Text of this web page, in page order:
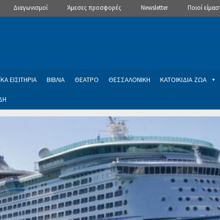
Διαγωνισμοί Άμεσες προσφορές Newsletter Ποιοί
ΕΙΣΙΤΗΡΙΑ ΒΙΒΛΙΑ ΘΕΑΤΡΟ ΘΕΣΣΑΛΟΝΙΚΗ ΚΑΤΟΙΚΙΔΙΑ ΖΩΑ
Newsletter
εγγραφής στο Newsletter του Dealistas.grΕπικοινωνία